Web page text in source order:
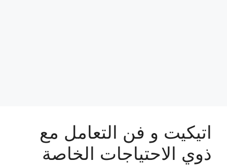
اتيكيت و فن التعامل مع
ذوي الاحتياجات الخاصة